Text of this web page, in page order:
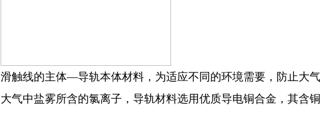
滑触线的主体—导轨本体材料，为适应不同的环境需要，防止大
大气中盐雾所含的氯离子，导轨材料选用优质导电铜合金，其含